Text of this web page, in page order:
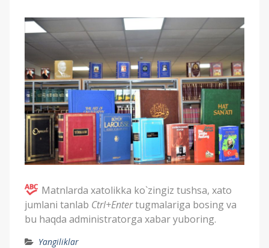
Matnlarda xatolikka ko`zingiz tushsa, xato
jumlani tanlab Ctrl+Entertugmalariga bosing va
bu haqda administratorga xabar yuboring.
Yangiliklar